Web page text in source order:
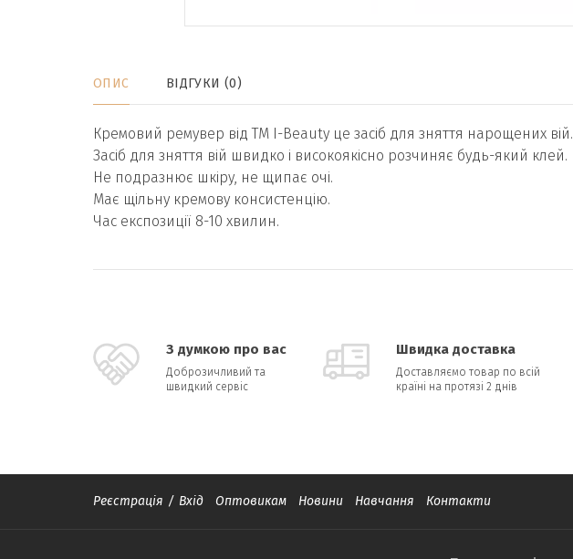
ОПИС ВІДГУКИ (0)
Кремовий ремувер від ТМ I-Beauty це засіб для зняття нарощених вій.
Засіб для зняття вій швидко і високоякісно розчиняє будь-який клей.
Не подразнює шкіру, не щипає очі.
Має щільну кремову консистенцію.
Час експозиції 8-10 хвилин.
З думкою про вас
Доброзичливий та
швидкий сервіс
Швидка доставка
Доставляємо товар по всій
країні на протязі 2 днів
Реєстрація / Вхід Оптовикам Новини Навчання Контакти